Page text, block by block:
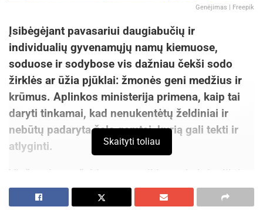
Genėjimas | Freepik
Įsibėgėjant pavasariui daugiabučių ir
individualių gyvenamųjų namų kiemuose,
soduose ir sodybose vis dažniau čekši sodo
žirklės ar ūžia pjūklai: žmonės geni medžius ir
krūmus. Aplinkos ministerija primena, kaip tai
daryti tinkamai, kad nenukentėtų želdiniai ir
nebūtų padaryta žala gamtai, kurią gali tekti ir
atlyginti.
Viešuosiuose želdynuose reikia suskubti atlikti
šiuos darbus iki kovo 15 d., kai pradeda perėti
paukščiai, taip elgtis skatinami ir privačių
Skaityti toliau